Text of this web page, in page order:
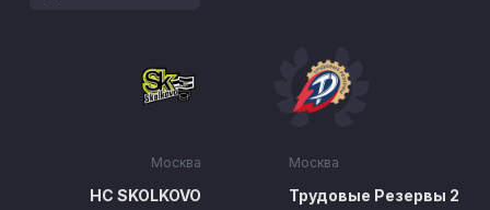
Москва
HC SKOLKOVO
Москва
Трудовые Резервы 2